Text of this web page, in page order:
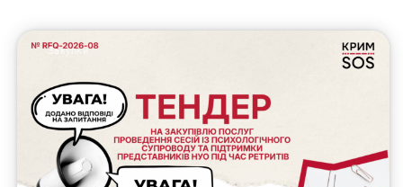
Закупки